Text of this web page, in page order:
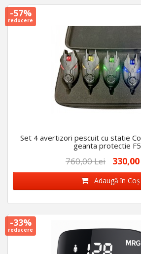
-57%
reducere
Set 4 avertizori pescuit cu statie
geanta protectie
760,00 Lei
Adaugă în Coş
-33%
reducere